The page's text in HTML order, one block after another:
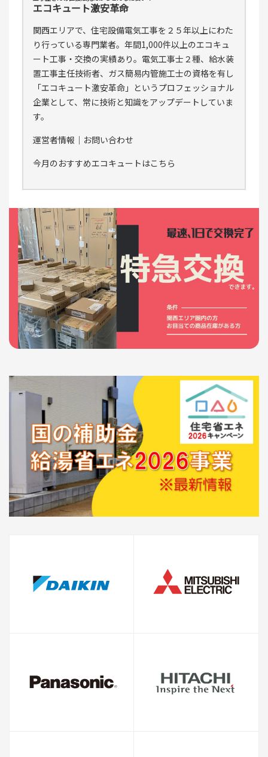
エコキュート激安革命
関西エリアで、住宅設備電気工事を２５年以上にわた
り行っている専門業者。年間1,000件以上のエコキュ
ート工事・交換の実績あり。電気工事士２種、給水装
置工事主任技術者、ガス簡易内管施工士の資格を有し
「エコキュート激安革命」というプロフェッショナル
企業として、常に技術と知識をアップデートしていま
す。
運営者情報 ｜ お問い合わせ
今月のおすすめエコキュートはこちら